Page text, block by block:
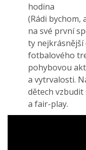
hodina
(Rádi bychom,
na své první
ty nejkrásnější
fotbalového
pohybovou
a vytrvalosti.
dětech
a fair-play.